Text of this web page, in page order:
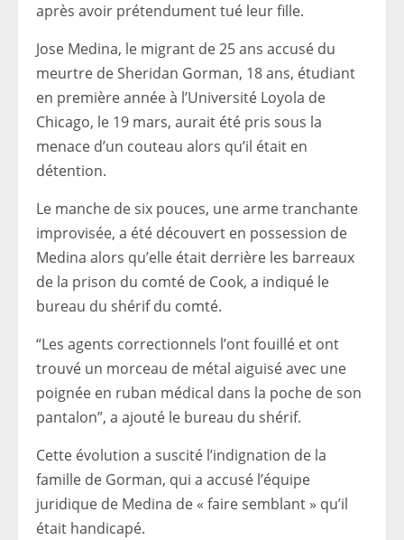
après avoir prétendument tué leur fille.
Jose Medina, le migrant de 25 ans accusé du
meurtre de Sheridan Gorman, 18 ans, étudiant
en première année à l’Université Loyola de
Chicago, le 19 mars, aurait été pris sous la
menace d’un couteau alors qu’il était en
détention.
Le manche de six pouces, une arme tranchante
improvisée, a été découvert en possession de
Medina alors qu’elle était derrière les barreaux
de la prison du comté de Cook, a indiqué le
bureau du shérif du comté.
“Les agents correctionnels l’ont fouillé et ont
trouvé un morceau de métal aiguisé avec une
poignée en ruban médical dans la poche de son
pantalon”, a ajouté le bureau du shérif.
Cette évolution a suscité l’indignation de la
famille de Gorman, qui a accusé l’équipe
juridique de Medina de « faire semblant » qu’il
était handicapé.